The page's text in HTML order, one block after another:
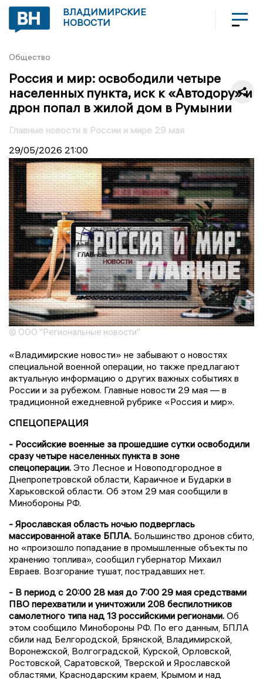
ВЛАДИМИРСКИЕ
НОВОСТИ
Общество
Россия и мир: освободили четыре
населенных пункта, иск к «Автодору» и
дрон попал в жилой дом в Румынии
Главные новости в России и мире 29 мая
29/05/2026 21:00
© ООО "Региональные новости"
«Владимирские новости» не забывают о новостях
специальной военной операции, но также предлагают
актуальную информацию о других важных событиях в
России и за рубежом. Главные новости 29 мая — в
традиционной ежедневной рубрике «Россия и мир».
СПЕЦОПЕРАЦИЯ
- Российские военные за прошедшие сутки освободили
сразу четыре населенных пункта в зоне
спецоперации. Это Лесное и Новоподгородное в
Днепропетровской области, Караичное и Бударки в
Харьковской области. Об этом 29 мая сообщили в
Минобороны РФ.
- Ярославская область ночью подверглась
массированной атаке БПЛА. Большинство дронов сбито,
но «произошло попадание в промышленные объекты по
хранению топлива», сообщил губернатор Михаил
Евраев. Возгорание тушат, пострадавших нет.
- В период с 20:00 28 мая до 7:00 29 мая средствами
ПВО перехватили и уничтожили 208 беспилотников
самолетного типа над 13 российскими регионами. Об
этом сообщило Минобороны РФ. По его данным, БПЛА
сбили над Белгородской, Брянской, Владимирской,
Воронежской, Волгоградской, Курской, Орловской,
Ростовской, Саратовской, Тверской и Ярославской
областями, Краснодарским краем, Крымом и над